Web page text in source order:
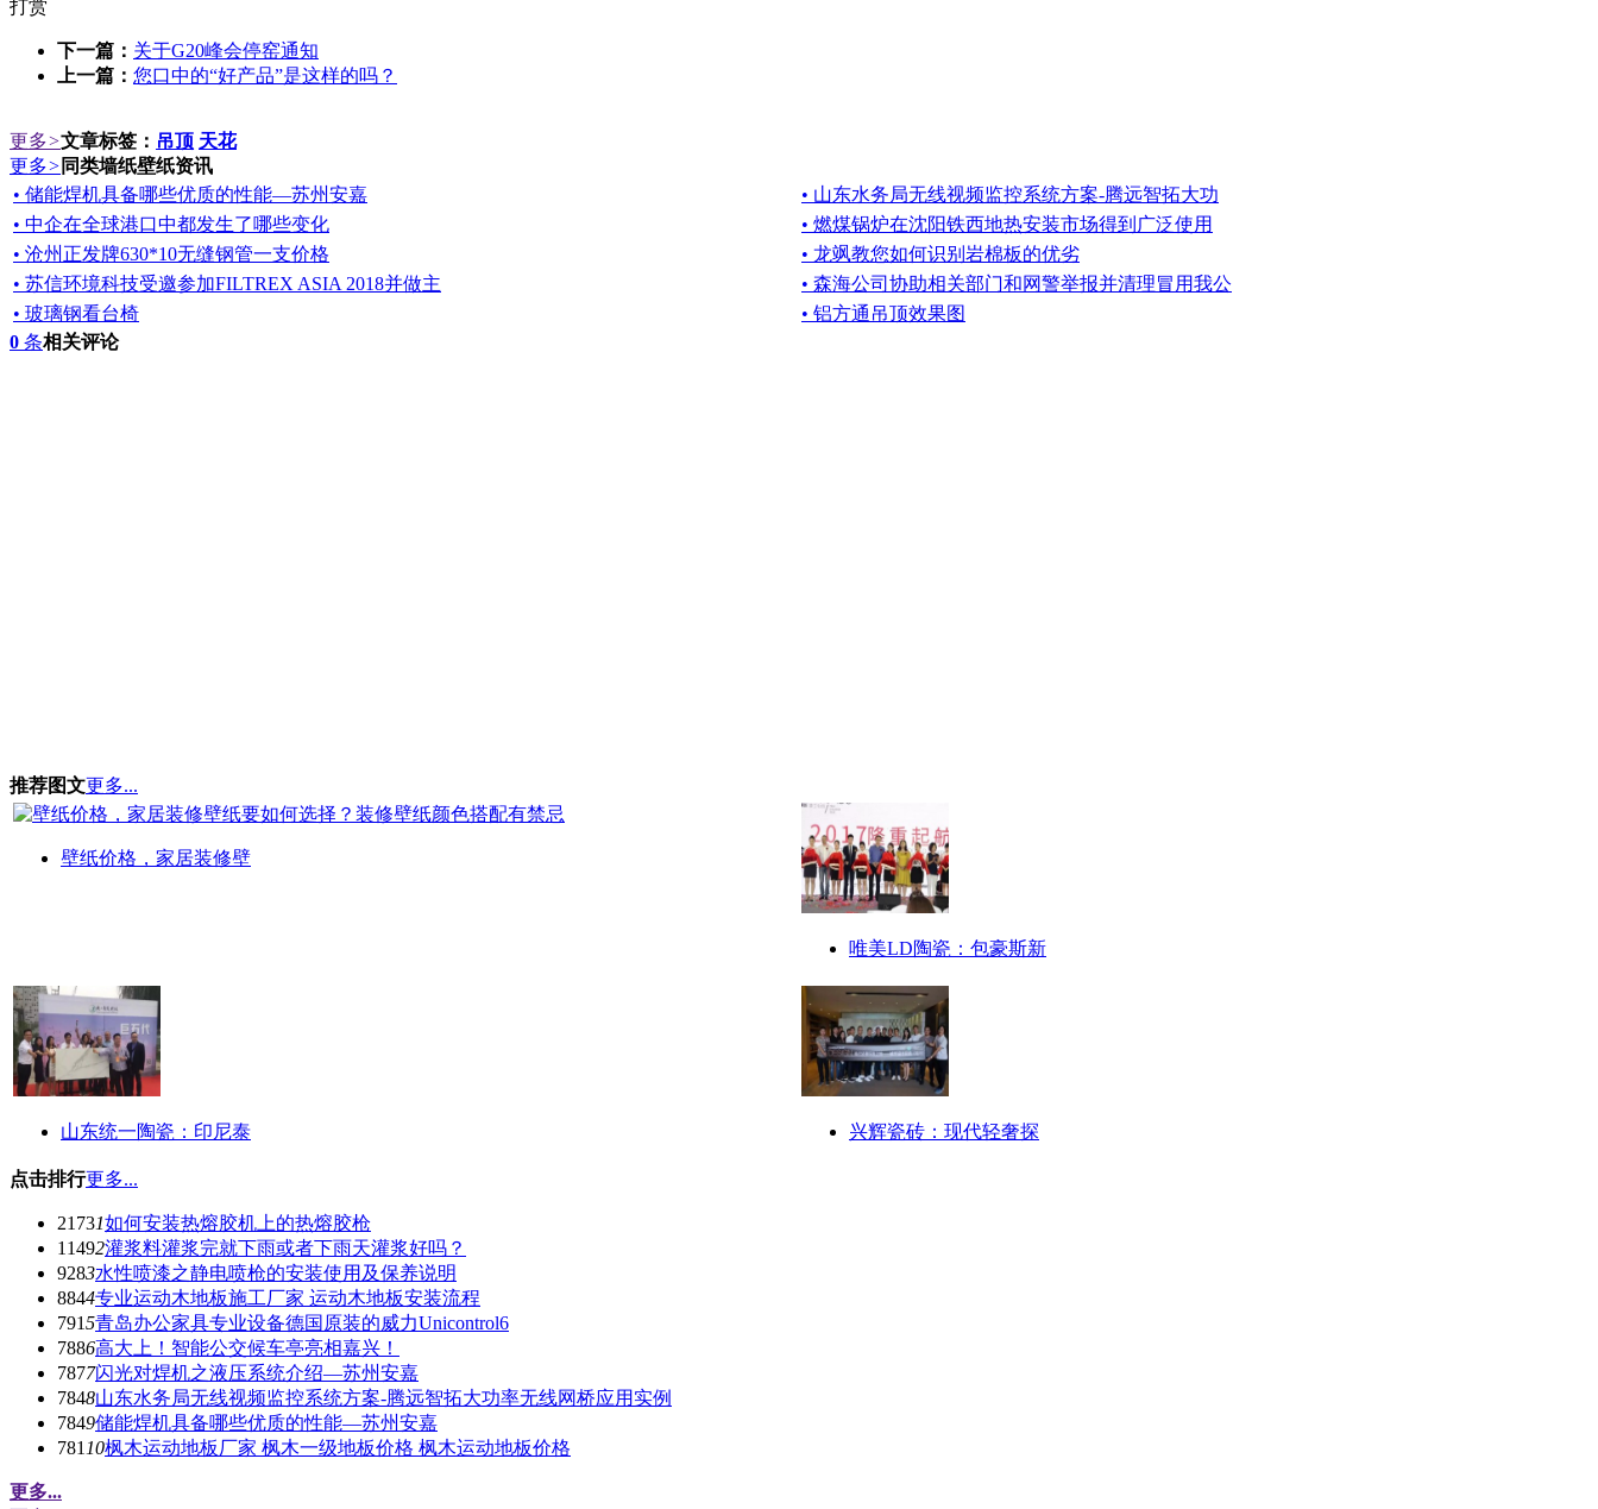
打赏
下一篇： 关于G20峰会停窑通知
上一篇： 您口中的“好产品”是这样的吗？
更多>文章标签： 吊顶 天花
更多> 同类墙纸壁纸资讯
• 储能焊机具备哪些优质的性能—苏州安嘉
• 山东水务局无线视频监控系统方案-腾远智拓大功
• 中企在全球港口中都发生了哪些变化
• 燃煤锅炉在沈阳铁西地热安装市场得到广泛使用
• 沧州正发牌630*10无缝钢管一支价格
• 龙飒教您如何识别岩棉板的优劣
• 苏信环境科技受邀参加FILTREX ASIA 2018并做主
• 森海公司协助相关部门和网警举报并清理冒用我公
• 玻璃钢看台椅
• 铝方通吊顶效果图
0 条相关评论
推荐图文更多...
壁纸价格，家居装修壁
唯美LD陶瓷：包豪斯新
山东统一陶瓷：印尼泰 兴辉瓷砖：现代轻奢探
点击排行更多...
21731如何安装热熔胶机上的热熔胶枪
11492灌浆料灌浆完就下雨或者下雨天灌浆好吗？
9283水性喷漆之静电喷枪的安装使用及保养说明
8844专业运动木地板施工厂家 运动木地板安装流程
7915青岛办公家具专业设备德国原装的威力Unicontrol6
7886高大上！智能公交候车亭亮相嘉兴！
7877闪光对焊机之液压系统介绍—苏州安嘉
7848山东水务局无线视频监控系统方案-腾远智拓大功率无线网桥应用实例
7849储能焊机具备哪些优质的性能—苏州安嘉
781 10枫木运动地板厂家 枫木一级地板价格 枫木运动地板价格
更多...